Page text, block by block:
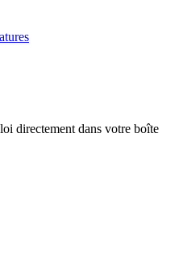
directement dans votre boîte